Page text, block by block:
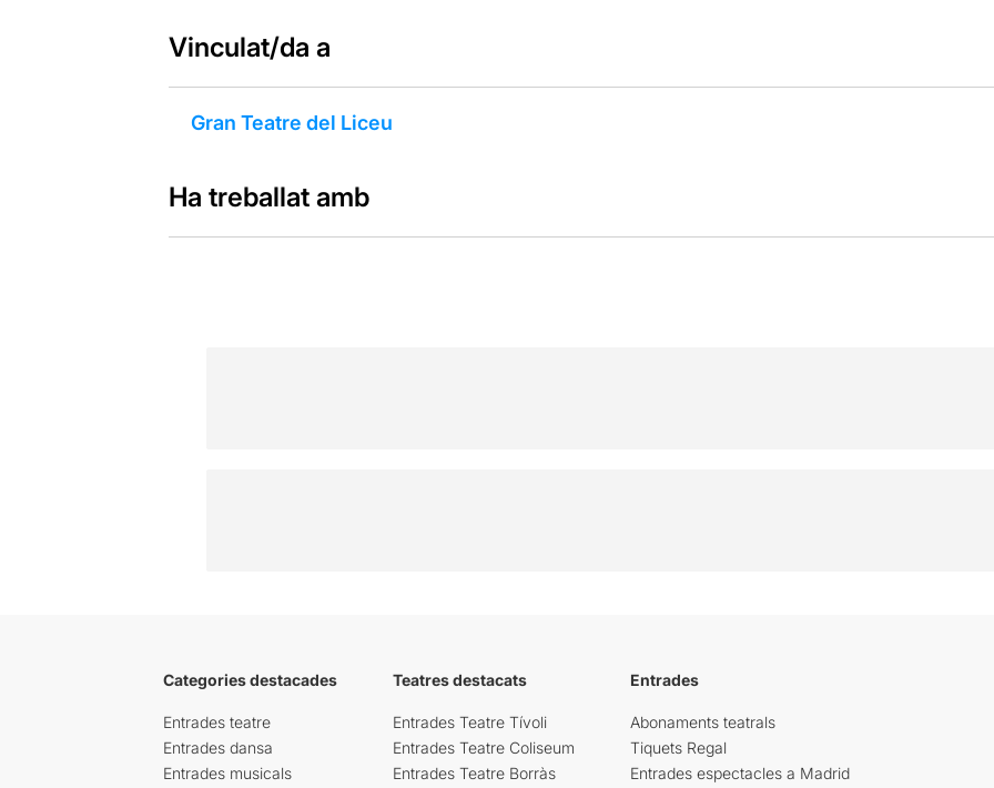
Vinculat/da a
Gran Teatre del Liceu
Ha treballat amb
Categories destacades
Entrades teatre
Entrades dansa
Entrades musicals
Teatres destacats
Entrades Teatre Tívoli
Entrades Teatre Coliseum
Entrades Teatre Borràs
Entrades
Abonaments teatrals
Tiquets Regal
Entrades espectacles a Madrid